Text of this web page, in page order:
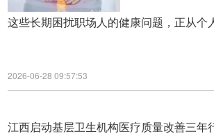
这些长期困扰职场人的健康问题，正从个
2026-06-28 09:57:53
江西启动基层卫生机构医疗质量改善三年